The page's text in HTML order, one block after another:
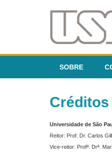
SOBRE
Créditos
Universidade de São
Reitor: Prof. Dr. Carlos
Vice-reitor: Profª. Drª.